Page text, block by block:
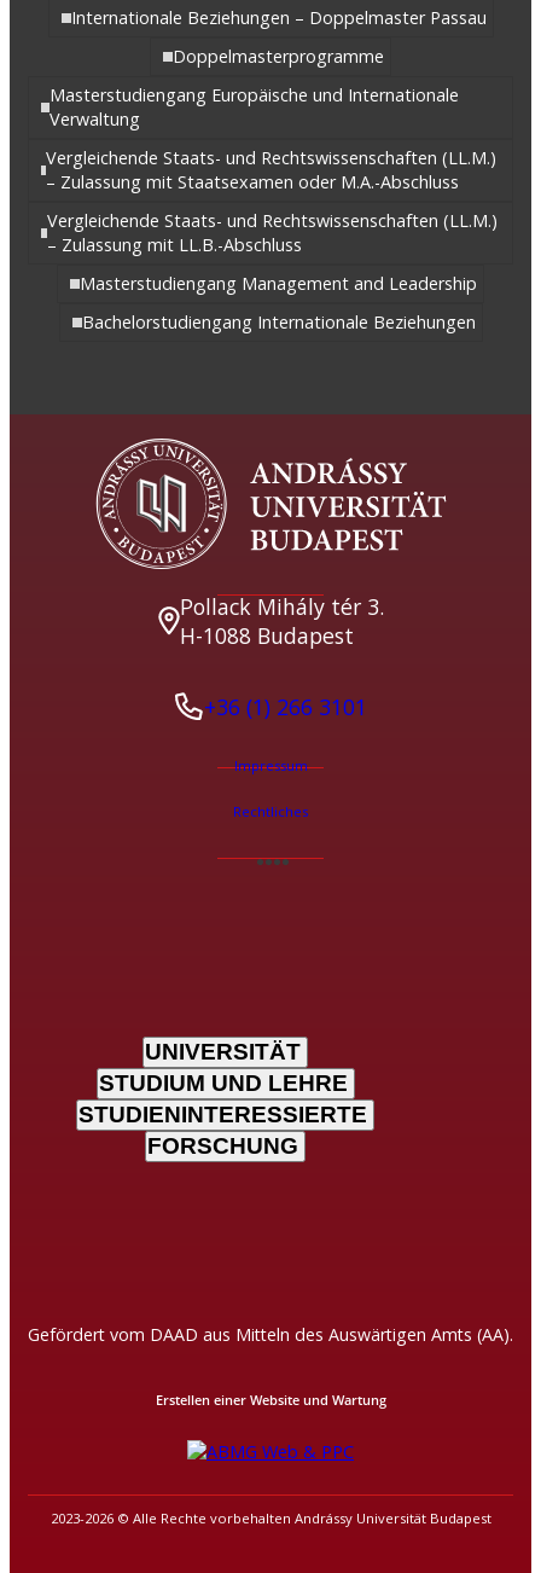
Internationale Beziehungen – Doppelmaster Passau
Doppelmasterprogramme
Masterstudiengang Europäische und Internationale
Verwaltung
Vergleichende Staats- und Rechtswissenschaften (LL.M.)
– Zulassung mit Staatsexamen oder M.A.-Abschluss
Vergleichende Staats- und Rechtswissenschaften (LL.M.)
– Zulassung mit LL.B.-Abschluss
Masterstudiengang Management and Leadership
Bachelorstudiengang Internationale Beziehungen
Pollack Mihály tér 3.
H-1088 Budapest
+36 (1) 266 3101
Impressum
Rechtliches
UNIVERSITÄT
STUDIUM UND LEHRE
STUDIENINTERESSIERTE
FORSCHUNG
Gefördert vom DAAD aus Mitteln des Auswärtigen Amts (AA).
2023-2026 © Alle Rechte vorbehalten Andrássy Universität Budapest
Erstellen einer Website und Wartung